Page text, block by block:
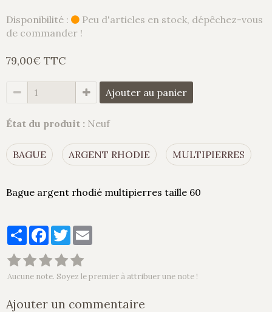
Disponibilité :
Peu d'articles en stock, dépêchez-vous
de commander !
79,00€ TTC
Ajouter au panier
État du produit : Neuf
BAGUE ARGENT RHODIE MULTIPIERRES
Bague argent rhodié multipierres taille 60
PartagerFacebook
Twitter
Aucune note. Soyez le premier à attribuer une note !
Ajouter un commentaire